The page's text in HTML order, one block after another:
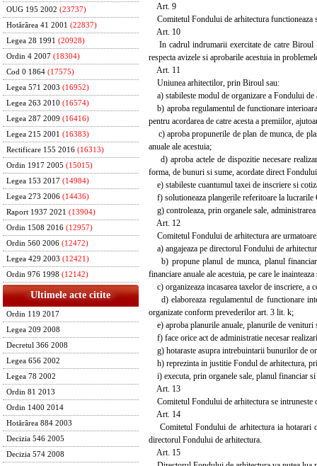
OUG 195 2002 (23737)
Hotărârea 41 2001 (22837)
Legea 28 1991 (20928)
Ordin 4 2007 (18304)
Cod 0 1864 (17575)
Legea 571 2003 (16952)
Legea 263 2010 (16574)
Legea 287 2009 (16416)
Legea 215 2001 (16383)
Rectificare 155 2016 (16313)
Ordin 1917 2005 (15015)
Legea 153 2017 (14984)
Legea 273 2006 (14436)
Raport 1937 2021 (13904)
Ordin 1508 2016 (12957)
Ordin 560 2006 (12472)
Legea 429 2003 (12421)
Ordin 976 1998 (12142)
Ultimele acte citite
Ordin 119 2017
Legea 209 2008
Decretul 366 2008
Legea 656 2002
Legea 78 2002
Ordin 81 2013
Ordin 1400 2014
Hotărârea 884 2003
Decizia 546 2005
Decizia 574 2008
Art. 9
Comitetul Fondului de arhitectura
Art. 10
In cadrul indrumarii exercitate de catre Biroul
respecta avizele si aprobarile acestuia in
Art. 11
Uniunea arhitectilor, prin Biroul sau:
a) stabileste modul de organizare a Fondului de
b) aproba regulamentul de functionare
pentru acordarea de catre acesta a premiilor,
c) aproba propunerile de plan de munca, de
anuale ale acestuia;
d) aproba actele de dispozitie necesare
forma, de bunuri si sume, acordate direct
e) stabileste cuantumul taxei de inscriere si
f) solutioneaza plangerile referitoare la
g) controleaza, prin organele sale,
Art. 12
Comitetul Fondului de arhitectura are
a) angajeaza pe directorul Fondului de
b) propune planul de munca, planul financiar
financiare anuale ale acestuia, pe care le
c) organizeaza incasarea taxelor de inscriere, a
d) elaboreaza regulamentul de functionare
organizate conform prevederilor art. 3 lit. k;
e) aproba planurile anuale, planurile de venituri
f) face orice act de administratie necesar
g) hotaraste asupra intrebuintarii bunurilor de
h) reprezinta in justitie Fondul de arhitectura,
i) executa, prin organele sale, planul financiar
Art. 13
Comitetul Fondului de arhitectura se intruneste
Art. 14
Comitetul Fondului de arhitectura ia hotarari
directorul Fondului de arhitectura.
Art. 15